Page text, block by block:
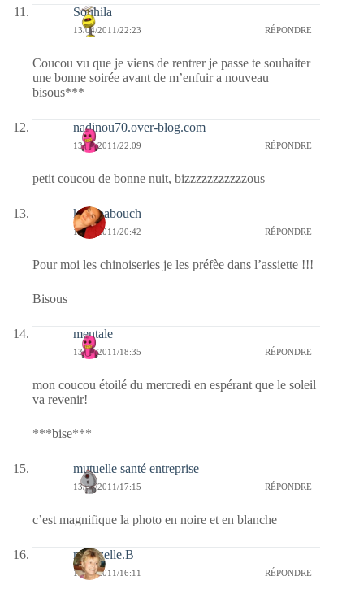
Souhila
13/04/2011/22:23 RÉPONDRE
Coucou vu que je viens de rentrer je passe te souhaiter
une bonne soirée avant de m’enfuir a nouveau
bisous***
nadinou70.over-blog.com
13/04/2011/22:09 RÉPONDRE
petit coucou de bonne nuit, bizzzzzzzzzzzous
kayababouch
13/04/2011/20:42 RÉPONDRE
Pour moi les chinoiseries je les préfèe dans l’assiette !!!
Bisous
mentale
13/04/2011/18:35 RÉPONDRE
mon coucou étoilé du mercredi en espérant que le soleil
va revenir!
***bise***
mutuelle santé entreprise
13/04/2011/17:15 RÉPONDRE
c’est magnifique la photo en noire et en blanche
mamzelle.B
13/04/2011/16:11 RÉPONDRE